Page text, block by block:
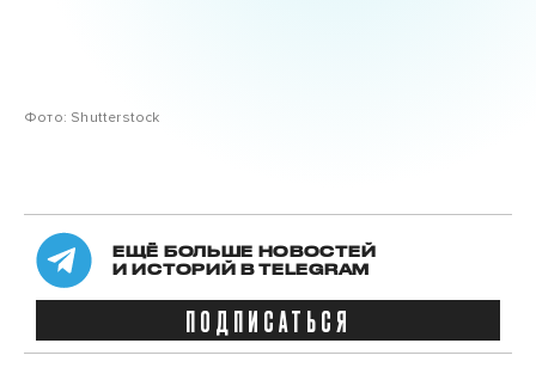
Фото: Shutterstock
ЕЩЁ БОЛЬШЕ НОВОСТЕЙ
И ИСТОРИЙ В TELEGRAM
ПОДПИСАТЬСЯ